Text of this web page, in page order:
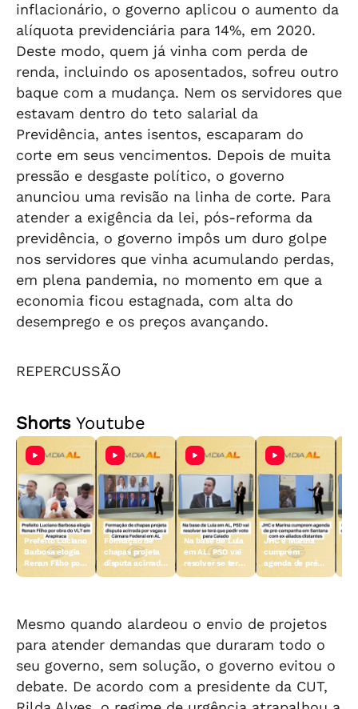
inflacionário, o governo aplicou o aumento da
alíquota previdenciária para 14%, em 2020.
Deste modo, quem já vinha com perda de
renda, incluindo os aposentados, sofreu outro
baque com a mudança. Nem os servidores que
estavam dentro do teto salarial da
Previdência, antes isentos, escaparam do
corte em seus vencimentos. Depois de muita
pressão e desgaste político, o governo
anunciou uma revisão na linha de corte. Para
atender a exigência da lei, pós-reforma da
previdência, o governo impôs um duro golpe
nos servidores que vinha acumulando perdas,
em plena pandemia, no momento em que a
economia ficou estagnada, com alta do
desemprego e os preços avançando.
REPERCUSSÃO
ShortsYoutube
Prefeito Luciano
Barbosa elogia
Renan Filho por
Formação de
chapas projeta
disputa acirrada
Na base de Lula
em AL, PSD vai
resolver se terá
JHC e Marina
cumprem
agenda de pré-
Mesmo quando alardeou o envio de projetos
para atender demandas que duraram todo o
seu governo, sem solução, o governo evitou o
debate. De acordo com a presidente da CUT,